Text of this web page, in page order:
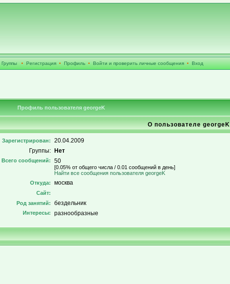
Группы • Регистрация • Профиль • Войти и проверить личные сообщения • Вход
Профиль пользователя georgeK
О пользователе georgeK
Зарегистрирован:
20.04.2009
Группы:
Нет
Всего сообщений: 50
[0.05% от общего числа / 0.01 сообщений в день]
Найти все сообщения пользователя georgeK
Откуда:
москва
Сайт:
Род занятий:
бездельник
Интересы: разнообразные